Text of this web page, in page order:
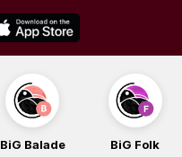
BiG Balade BiG Folk